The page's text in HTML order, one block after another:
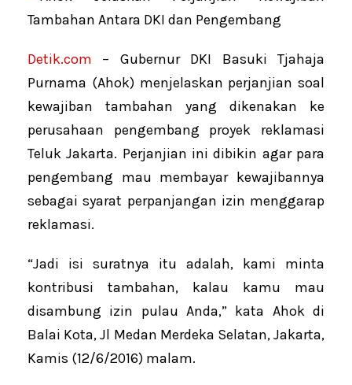
Detik.com – Gubernur DKI Basuki Tjahaja
Purnama (Ahok) menjelaskan perjanjian soal
kewajiban tambahan yang dikenakan ke
perusahaan pengembang proyek reklamasi
Teluk Jakarta. Perjanjian ini dibikin agar para
pengembang mau membayar kewajibannya
sebagai syarat perpanjangan izin menggarap
reklamasi.
“Jadi isi suratnya itu adalah, kami minta
kontribusi tambahan, kalau kamu mau
disambung izin pulau Anda,” kata Ahok di
Balai Kota, Jl Medan Merdeka Selatan, Jakarta,
Kamis (12/6/2016) malam.